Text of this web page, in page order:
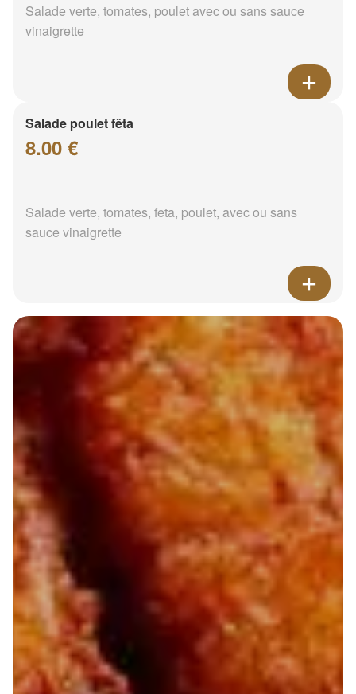
Salade verte, tomates, poulet avec ou sans sauce
vinaigrette
Salade poulet fêta
8.00 €
Salade verte, tomates, feta, poulet, avec ou sans
sauce vinaigrette